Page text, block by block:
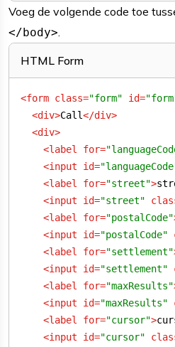
Voeg de volgende code toe
</body>
HTML Form
<form class="form" id=
<div>Call</div>
<div>
<label for=
<input id=
<label for="street">
<input id="street"
<label for="postalCode"
<input id="postalCode"
<label for="settlement"
<input id="settlement"
<label for="maxResults"
<input id="maxResults"
<label for="cursor">
<input id="cursor"